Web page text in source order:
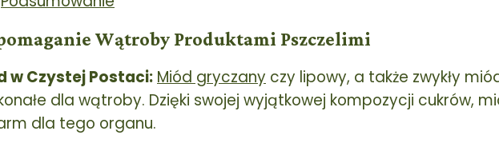
Wątroby Produktami Pszczelimi
w Czystej Postaci: Miód gryczany czy lipowy, a także zwykły
dla wątroby. Dzięki swojej wyjątkowej kompozycji cukrów,
dla tego organu.